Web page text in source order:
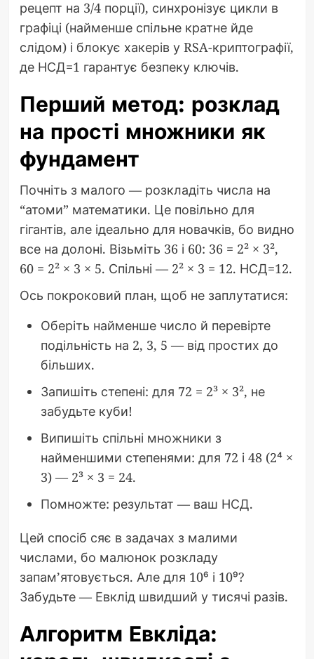
рецепт на 3/4 порції), синхронізує цикли в
графіці (найменше спільне кратне йде
слідом) і блокує хакерів у RSA-криптографії,
де НСД=1 гарантує безпеку ключів.
Перший метод: розклад
на прості множники як
фундамент
Почніть з малого — розкладіть числа на
“атоми” математики. Це повільно для
гігантів, але ідеально для новачків, бо видно
все на долоні. Візьміть 36 і 60: 36 = 2² × 3²,
60 = 2² × 3 × 5. Спільні — 2² × 3 = 12. НСД=12.
Ось покроковий план, щоб не заплутатися:
Оберіть найменше число й перевірте
подільність на 2, 3, 5 — від простих до
більших.
Запишіть степені: для 72 = 2³ × 3², не
забудьте куби!
Випишіть спільні множники з
найменшими степенями: для 72 і 48 (2⁴ ×
3) — 2³ × 3 = 24.
Помножте: результат — ваш НСД.
Цей спосіб сяє в задачах з малими
числами, бо малюнок розкладу
запам’ятовується. Але для 10⁶ і 10⁹?
Забудьте — Евклід швидший у тисячі разів.
Алгоритм Евкліда: